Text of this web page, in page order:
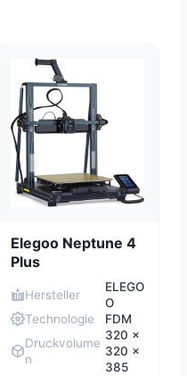
Elegoo Neptune 4
Plus
Hersteller
ELEGO
O
Technologie
FDM
Druckvolume
n
320 x
320 x
385